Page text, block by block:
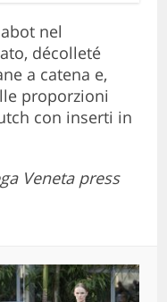
nel
décolleté
a catena e,
proporzioni
con inserti in
Veneta press